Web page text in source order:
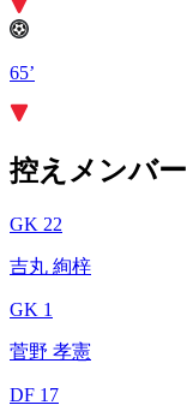
65’
控えメンバー
GK 22
吉丸 絢梓
GK 1
菅野 孝憲
DF 17